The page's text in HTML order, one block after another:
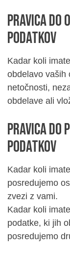
Pravica do
podatkov
Kadar koli
obdelavo vaših
netočnosti,
obdelave ali
Pravica do
podatkov
Kadar koli
posredujemo
zvezi z vami.
Kadar koli
podatke, ki jih
posredujemo